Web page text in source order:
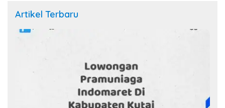
Artikel Terbaru